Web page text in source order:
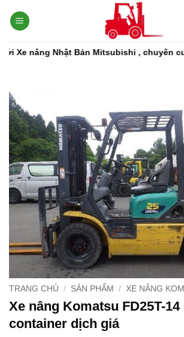
qua
dungNhật Bản Mitsubishi , chuyên cung
TRANG CHỦ / SẢN PHẨM / XE NÂNG
Xe nâng Komatsu FD25T-14
container dịch giá